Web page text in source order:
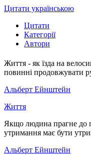
Цитати українською
Цитати
Категорії
Автори
Життя - як їзда на
повинні продовжувати
Альберт Ейнштейн
Життя
Якщо людина прагне до
утримання має бути
Альберт Ейнштейн